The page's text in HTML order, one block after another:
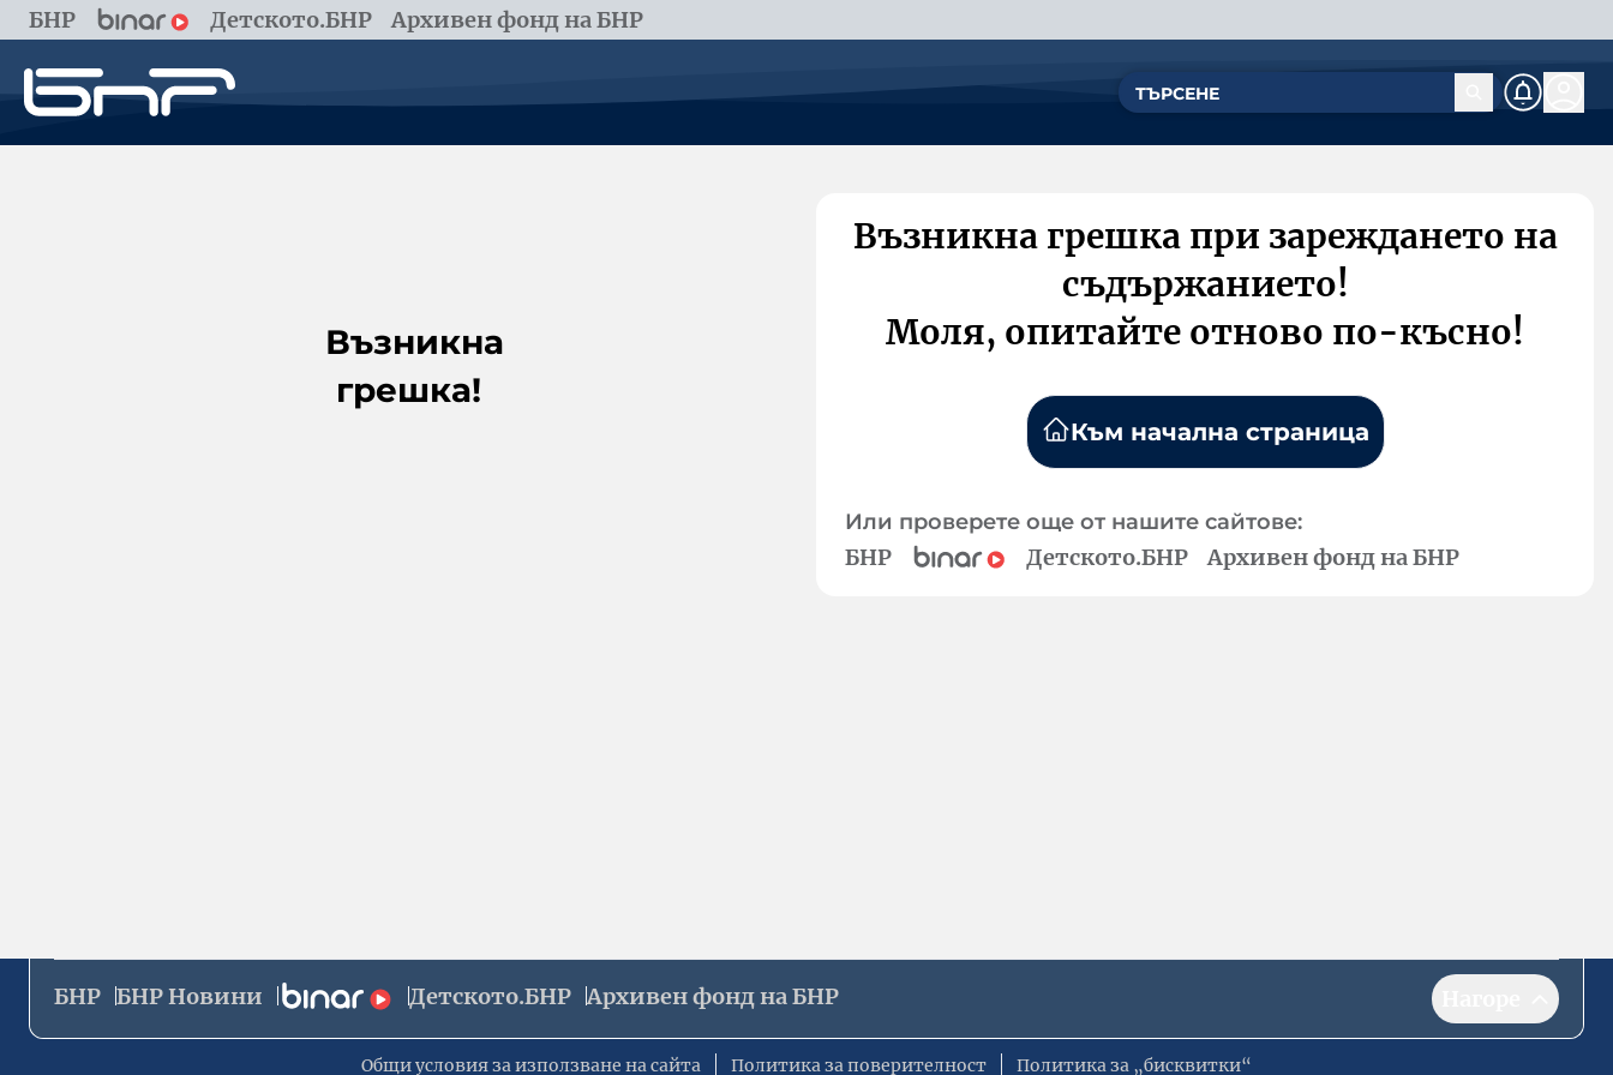
БНР Детското.БНР Архивен фонд на БНР
Възникна
грешка!
Възникна грешка при зареждането на
съдържанието!
Моля, опитайте отново по-късно!
Към начална страница
Или проверете още от нашите сайтове:
БНР Детското.БНР Архивен фонд на БНР
БНР БНР Новини Детското.БНР Архивен фонд на БНР
Общи условия за използване на сайта Политика за поверителност Политика за „бисквитки“